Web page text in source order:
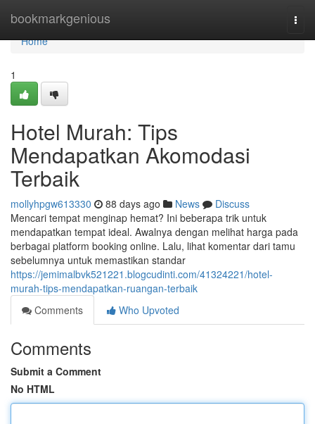
bookmarkgenious
Home
Home
1
Hotel Murah: Tips
Mendapatkan Akomodasi
Terbaik
mollyhpgw613330 88 days ago News
Discuss
Mencari tempat menginap hemat? Ini beberapa trik untuk
mendapatkan tempat ideal. Awalnya dengan melihat harga pada
berbagai platform booking online. Lalu, lihat komentar dari tamu
sebelumnya untuk memastikan standar
https://jemimalbvk521221.blogcudinti.com/41324221/hotel-
murah-tips-mendapatkan-ruangan-terbaik
Comments
Who Upvoted
Comments
Submit a Comment
No HTML